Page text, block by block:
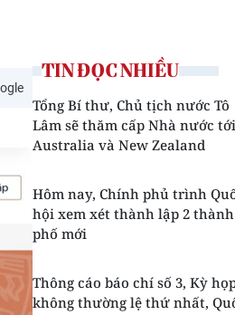
TIN ĐỌC NHIỀU
Tổng Bí thư, Chủ tịch nước Tô
Lâm sẽ thăm cấp Nhà nước tới
Australia và New Zealand
Hôm nay, Chính phủ trình
hội xem xét thành lập 2 thành
phố mới
Thông cáo báo chí số 3, Kỳ
không thường lệ thứ nhất,